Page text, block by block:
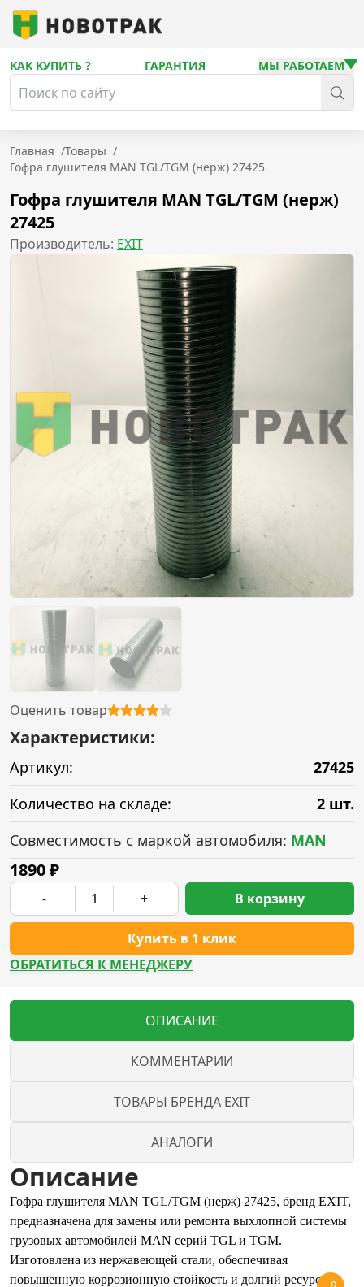
КАК КУПИТЬ ? ГАРАНТИЯ МЫ РАБОТАЕМ
Главная /Товары /
Гофра глушителя MAN TGL/TGM (нерж) 27425
Гофра глушителя MAN TGL/TGM (нерж)
27425
Производитель: EXIT
Оценить товар
Характеристики:
Артикул:
27425
Количество на складе:
2 шт.
Совместимость с маркой автомобиля: MAN
1890₽
- +
Купить в 1 клик
В корзину
ОБРАТИТЬСЯ К МЕНЕДЖЕРУ
ОПИСАНИЕ
КОММЕНТАРИИ
ТОВАРЫ БРЕНДА EXIT
АНАЛОГИ
Описание
Гофра глушителя MAN TGL/TGM (нерж) 27425, бренд EXIT,
предназначена для замены или ремонта выхлопной системы
грузовых автомобилей MAN серий TGL и TGM.
Изготовлена из нержавеющей стали, обеспечивая
повышенную коррозионную стойкость и долгий ресурс